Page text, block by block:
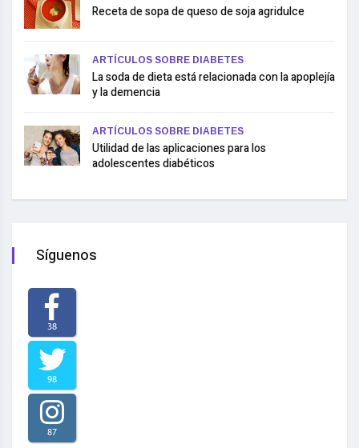
Receta de sopa de queso de soja agridulce
ARTÍCULOS SOBRE DIABETES
La soda de dieta está relacionada con la apoplejía
y la demencia
ARTÍCULOS SOBRE DIABETES
Utilidad de las aplicaciones para los
adolescentes diabéticos
Síguenos
38
98
87